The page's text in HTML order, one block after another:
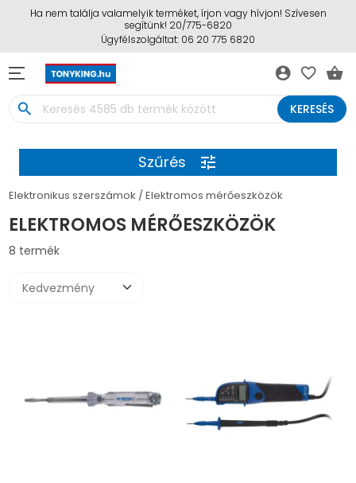
Ha nem találja valamelyik terméket, írjon vagy hívjon! Szívesen
segítünk! 20/775-6820
Ügyfélszolgáltat: 06 20 775 6820
account_circle favorite_border shopping_basket
search KERESÉS
Szűrés tune
Elektronikus szerszámok Elektromos mérőeszközök
ELEKTROMOS MÉRŐESZKÖZÖK
8 termék